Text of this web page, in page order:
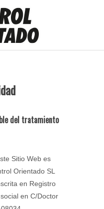
del tratamiento
Sitio Web es
Orientado SL
en Registro
en C/Doctor